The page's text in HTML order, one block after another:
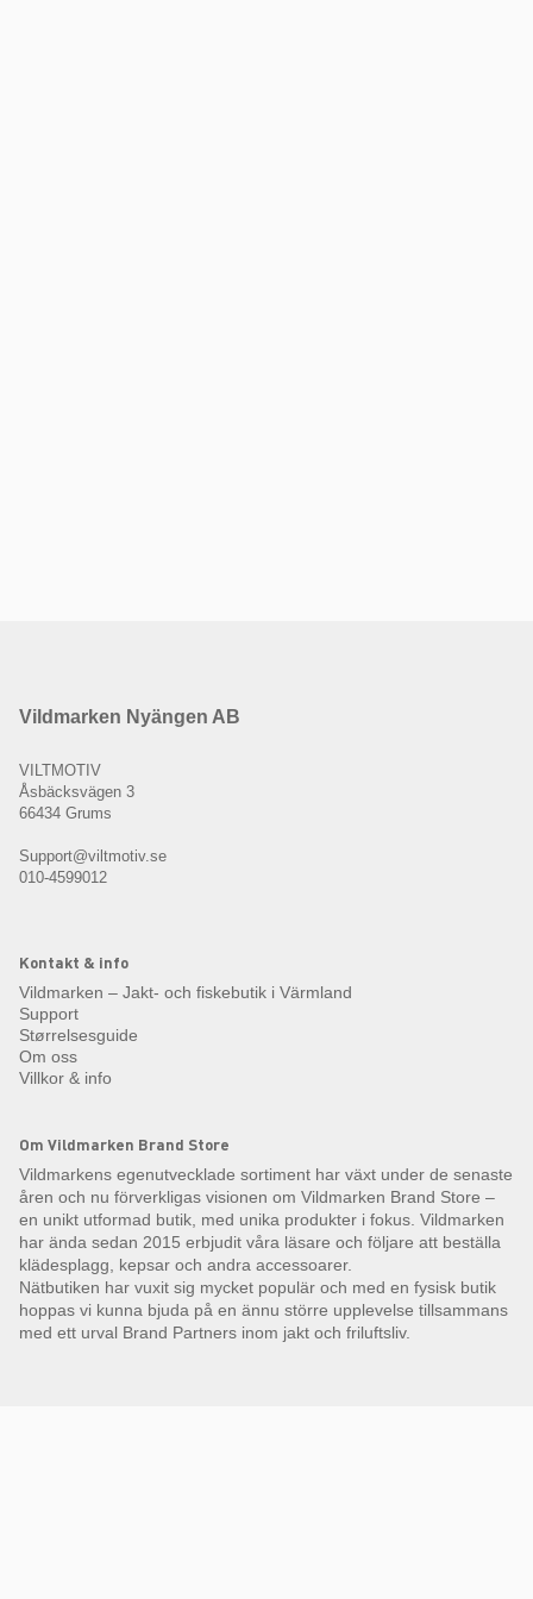
Vildmarken Nyängen AB
VILTMOTIV
Åsbäcksvägen 3
66434 Grums
Support@viltmotiv.se
010-4599012
Kontakt & info
Vildmarken – Jakt- och fiskebutik i Värmland
Support
Størrelsesguide
Om oss
Villkor & info
Om Vildmarken Brand Store
Vildmarkens egenutvecklade sortiment har växt under de senaste
åren och nu förverkligas visionen om Vildmarken Brand Store –
en unikt utformad butik, med unika produkter i fokus. Vildmarken
har ända sedan 2015 erbjudit våra läsare och följare att beställa
klädesplagg, kepsar och andra accessoarer.
Nätbutiken har vuxit sig mycket populär och med en fysisk butik
hoppas vi kunna bjuda på en ännu större upplevelse tillsammans
med ett urval Brand Partners inom jakt och friluftsliv.